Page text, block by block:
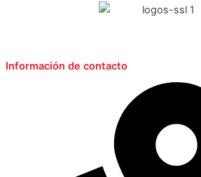
Información de contacto